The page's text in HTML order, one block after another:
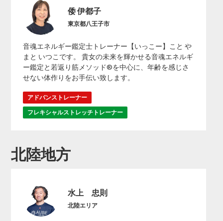
倭 伊都子
東京都八王子市
音魂エネルギー鑑定士トレーナー【いっこー】こと や
まと いつこです。 貴女の未来を輝かせる音魂エネルギ
ー鑑定と若返り筋メソッド®️を中心に、年齢を感じさ
せない体作りをお手伝い致します。
アドバンストレーナー
フレキシャルストレッチトレーナー
北陸地方
水上 忠則
北陸エリア